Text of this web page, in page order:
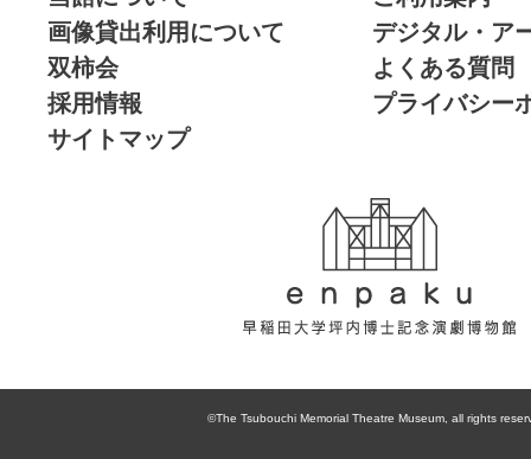
画像貸出利用について
デジタル・ア
双柿会
よくある質問
採用情報
プライバシー
サイトマップ
大学坪内博士記
念演劇博物館
©The Tsubouchi Memorial Theatre Museum, all rights